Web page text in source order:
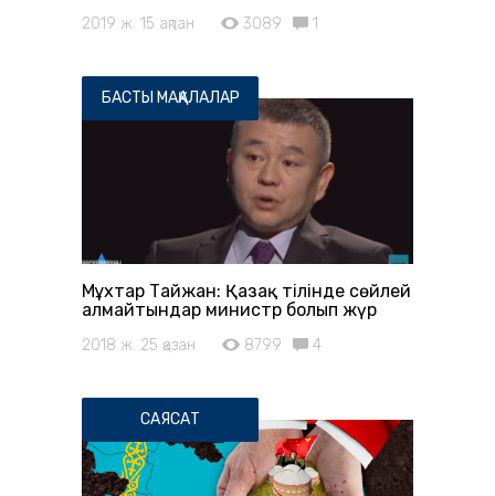
2019 ж. 15 ақпан 3089 1
БАСТЫ МАҚАЛАЛАР
Мұхтар Тайжан: Қазақ тілінде сөйлей
алмайтындар министр болып жүр
2018 ж. 25 қазан 8799 4
САЯСАТ